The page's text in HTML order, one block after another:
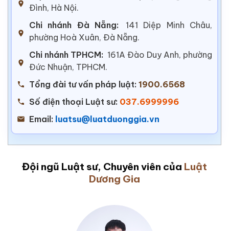
Đình, Hà Nội.
Chi nhánh Đà Nẵng:
141 Diệp Minh Châu,
phường Hoà Xuân, Đà Nẵng.
Chi nhánh TPHCM: 161A Đào Duy Anh, phường
Đức Nhuận, TPHCM.
Tổng đài tư vấn pháp luật: 1900.6568
Số điện thoại Luật sư: 037.6999996
Email: luatsu@luatduonggia.vn
Đội ngũ Luật sư, Chuyên viên của Luật
Dương Gia